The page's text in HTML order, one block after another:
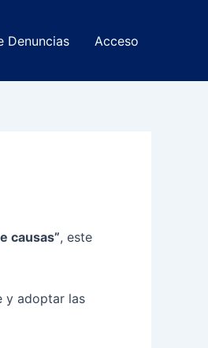
Denuncias Acceso
causas”, este
y adoptar las